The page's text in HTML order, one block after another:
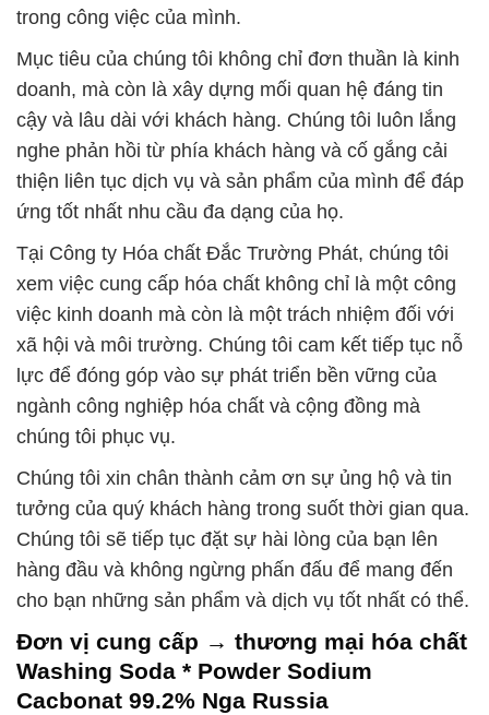
trong công việc của mình.
Mục tiêu của chúng tôi không chỉ đơn thuần là kinh
doanh, mà còn là xây dựng mối quan hệ đáng tin
cậy và lâu dài với khách hàng. Chúng tôi luôn lắng
nghe phản hồi từ phía khách hàng và cố gắng cải
thiện liên tục dịch vụ và sản phẩm của mình để đáp
ứng tốt nhất nhu cầu đa dạng của họ.
Tại Công ty Hóa chất Đắc Trường Phát, chúng tôi
xem việc cung cấp hóa chất không chỉ là một công
việc kinh doanh mà còn là một trách nhiệm đối với
xã hội và môi trường. Chúng tôi cam kết tiếp tục nỗ
lực để đóng góp vào sự phát triển bền vững của
ngành công nghiệp hóa chất và cộng đồng mà
chúng tôi phục vụ.
Chúng tôi xin chân thành cảm ơn sự ủng hộ và tin
tưởng của quý khách hàng trong suốt thời gian qua.
Chúng tôi sẽ tiếp tục đặt sự hài lòng của bạn lên
hàng đầu và không ngừng phấn đấu để mang đến
cho bạn những sản phẩm và dịch vụ tốt nhất có thể.
Đơn vị cung cấp → thương mại hóa chất
Washing Soda * Powder Sodium
Cacbonat 99.2% Nga Russia